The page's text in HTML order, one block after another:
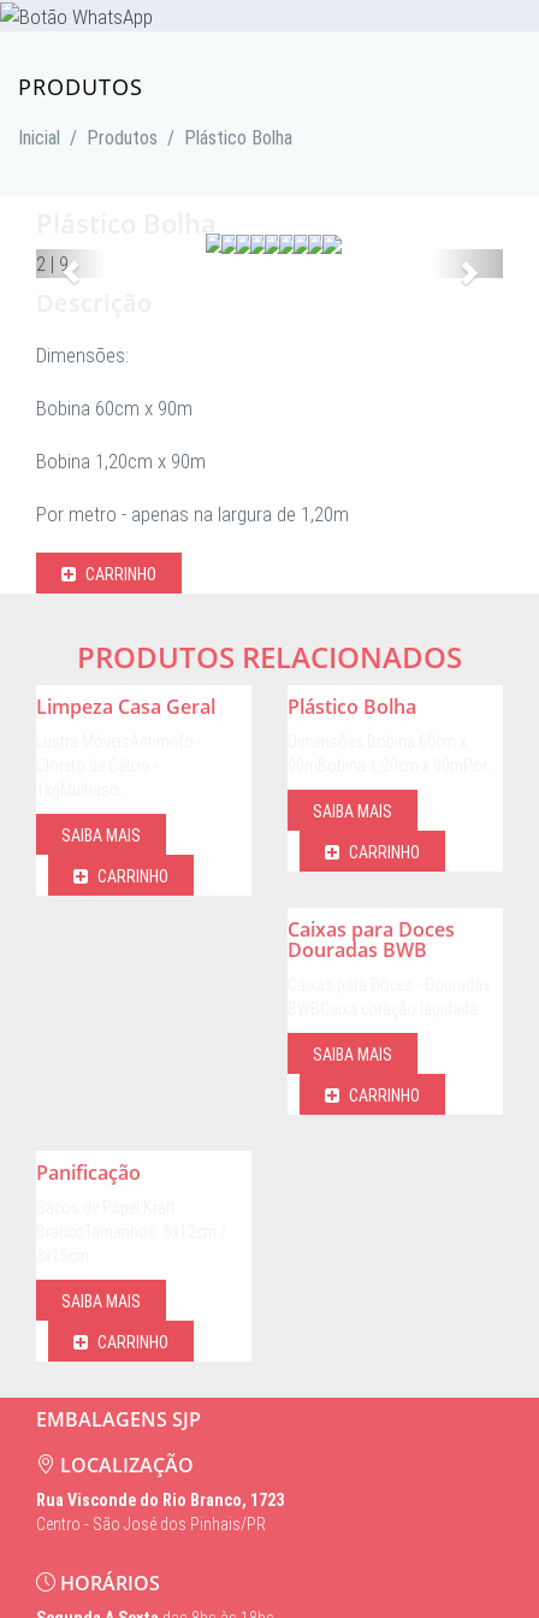
PRODUTOS
Inicial / Produtos / Plástico Bolha
Anterior
2 | 9
Dimensões:
Bobina 60cm x 90m
Bobina 1,20cm x 90m
Por metro - apenas na largura de 1,20m
CARRINHO
PRODUTOS RELACIONADOS
Limpeza Casa Geral
SAIBA MAIS
CARRINHO
Plástico Bolha
SAIBA MAIS
CARRINHO
Caixas para Doces
Douradas BWB
SAIBA MAIS
CARRINHO
Panificação
SAIBA MAIS
CARRINHO
EMBALAGENS SJP
LOCALIZAÇÃO
Rua Visconde do Rio Branco, 1723
Centro - São José dos Pinhais/PR
HORÁRIOS